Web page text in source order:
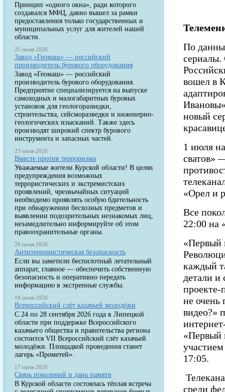
Принцип «одного окна», ради которого
создавался МФЦ, давно вышел за рамки
предоставления только государственных и
муниципальных услуг для жителей нашей
области.
25 июля 2026
Завод «Геомаш» — российский
производитель бурового оборудования
Завод «Геомаш» — российский
производитель бурового оборудования.
Предприятие специализируется на выпуске
самоходных и малогабаритных буровых
установок для геологоразведки,
строительства, сейсморазведки и инженерно-
геологических изысканий. Также здесь
производят широкий спектр бурового
инструмента и запасных частей.
23 июля 2026
Вместе против терроризма
Уважаемые жители Курской области! В целях
предупреждения возможных
террористических и экстремистских
проявлений, чрезвычайных ситуаций
необходимо проявлять особую бдительность
при обнаружении бесхозных предметов и
выявлении подозрительных незнакомых лиц,
незамедлительно информируйте об этом
правоохранительные органы.
20 июля 2026
Антитеррористическая безопасность
Если вы заметили беспилотный летательный
аппарат, главное — обеспечить собственную
безопасность и оперативно передать
информацию в экстренные службы.
18 июля 2026
Всероссийский слёт казачьей молодёжи
С 24 по 28 сентября 2026 года в Липецкой
области при поддержке Всероссийского
казачьего общества и правительства региона
состоится VII Всероссийский слёт казачьей
молодёжи. Площадкой проведения станет
лагерь «Прометей».
17 июля 2026
Связь поколений и дань памяти
В Курской области состоялась тёплая встреча
По
сериалы.
вошел в
новый
1 июля
сватов»
«Орел и
Все
22:00 на
«Первый
каждый
детали
проекте-
не очень
видео?»
«Первый
17:05.
среди